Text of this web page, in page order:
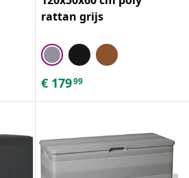
rattan grijs
€ 17999